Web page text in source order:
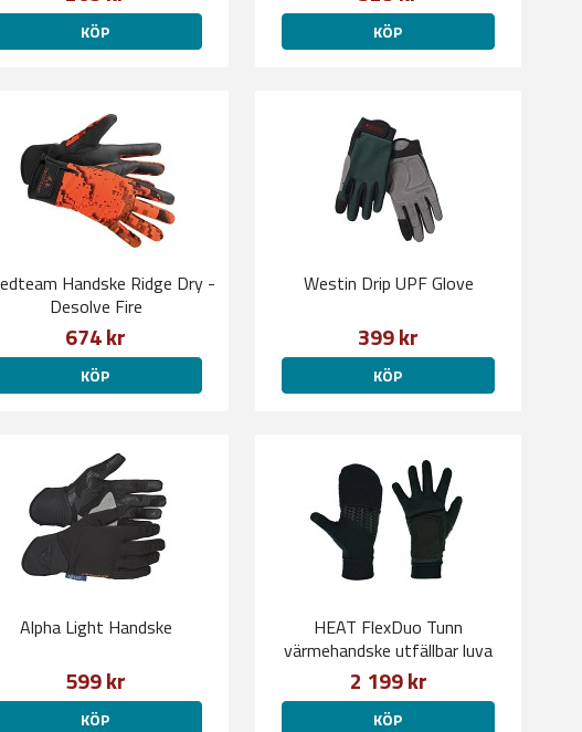
KÖP KÖP
Handske Ridge Dry -
Desolve Fire
674 kr
KÖP
Westin Drip UPF Glove
399 kr
KÖP
Alpha Light Handske
599 kr
KÖP
HEAT FlexDuo Tunn
värmehandske utfällbar luva
2 199 kr
KÖP